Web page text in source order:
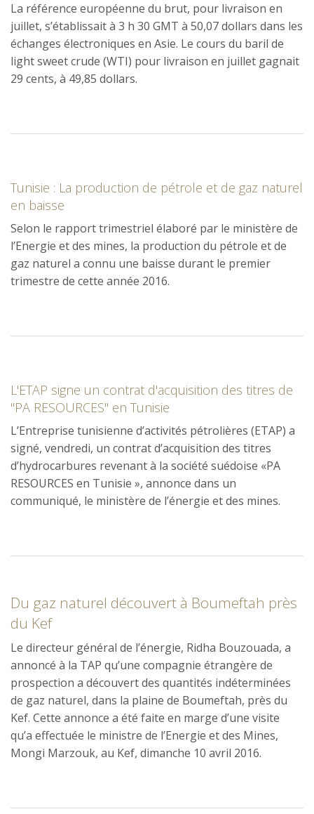
La référence européenne du brut, pour livraison en
juillet, s’établissait à 3 h 30 GMT à 50,07 dollars dans les
échanges électroniques en Asie. Le cours du baril de
light sweet crude (WTI) pour livraison en juillet gagnait
29 cents, à 49,85 dollars.
Tunisie : La production de pétrole et de gaz naturel
en baisse
Selon le rapport trimestriel élaboré par le ministère de
l’Energie et des mines, la production du pétrole et de
gaz naturel a connu une baisse durant le premier
trimestre de cette année 2016.
L'ETAP signe un contrat d'acquisition des titres de
"PA RESOURCES" en Tunisie
L’Entreprise tunisienne d’activités pétrolières (ETAP) a
signé, vendredi, un contrat d’acquisition des titres
d’hydrocarbures revenant à la société suédoise «PA
RESOURCES en Tunisie », annonce dans un
communiqué, le ministère de l’énergie et des mines.
Du gaz naturel découvert à Boumeftah près
du Kef
Le directeur général de l’énergie, Ridha Bouzouada, a
annoncé à la TAP qu’une compagnie étrangère de
prospection a découvert des quantités indéterminées
de gaz naturel, dans la plaine de Boumeftah, près du
Kef. Cette annonce a été faite en marge d’une visite
qu’a effectuée le ministre de l’Energie et des Mines,
Mongi Marzouk, au Kef, dimanche 10 avril 2016.